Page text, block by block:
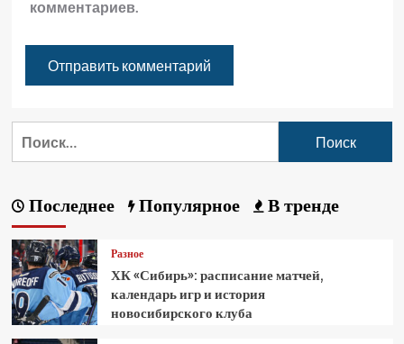
комментариев.
Последнее Популярное В тренде
Разное
ХК «Сибирь»: расписание матчей,
календарь игр и история
новосибирского клуба